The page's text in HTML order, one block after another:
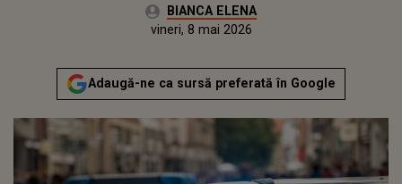
Autor:BIANCA ELENA
Publicat:
vineri, 8 mai 2026
Adaugă-ne ca sursă preferată în Google